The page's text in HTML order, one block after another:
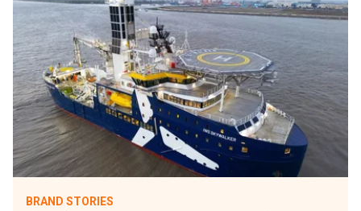
BRAND STORIES